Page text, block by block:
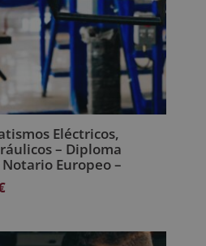
Eléctricos,
– Diploma
Europeo –
El